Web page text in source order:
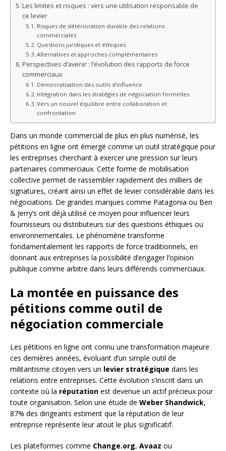
Les limites et risques : vers une utilisation responsable de
ce levier
Risques de détérioration durable des relations
commerciales
Questions juridiques et éthiques
Alternatives et approches complémentaires
Perspectives d’avenir : l’évolution des rapports de force
commerciaux
Démocratisation des outils d’influence
Intégration dans les stratégies de négociation formelles
Vers un nouvel équilibre entre collaboration et
confrontation
Dans un monde commercial de plus en plus numérisé, les
pétitions en ligne ont émergé comme un outil stratégique pour
les entreprises cherchant à exercer une pression sur leurs
partenaires commerciaux. Cette forme de mobilisation
collective permet de rassembler rapidement des milliers de
signatures, créant ainsi un effet de levier considérable dans les
négociations. De grandes marques comme Patagonia ou Ben
& Jerry’s ont déjà utilisé ce moyen pour influencer leurs
fournisseurs ou distributeurs sur des questions éthiques ou
environnementales. Le phénomène transforme
fondamentalement les rapports de force traditionnels, en
donnant aux entreprises la possibilité d’engager l’opinion
publique comme arbitre dans leurs différends commerciaux.
La montée en puissance des
pétitions comme outil de
négociation commerciale
Les pétitions en ligne ont connu une transformation majeure
ces dernières années, évoluant d’un simple outil de
militantisme citoyen vers un levier stratégique dans les
relations entre entreprises. Cette évolution s’inscrit dans un
contexte où la réputation est devenue un actif précieux pour
toute organisation. Selon une étude de Weber Shandwick,
87% des dirigeants estiment que la réputation de leur
entreprise représente leur atout le plus significatif.
Les plateformes comme Change.org, Avaaz ou